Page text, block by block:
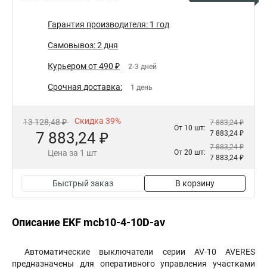
Гарантия производителя: 1 год
Самовывоз: 2 дня
Курьером от 490 ₽ 2-3 дней
Срочная доставка: 1 день
13 128,48 ₽ Скидка 39%
7 883,24 ₽
Цена за 1 шт
От 10 шт:
7 883,24 ₽
7 883,24 ₽
От 20 шт:
7 883,24 ₽
7 883,24 ₽
Быстрый заказ В корзину
Описание EKF mcb10-4-10D-av
Автоматические выключатели серии AV-10 AVERES
предназначены для оперативного управления участками